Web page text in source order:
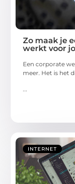
Zo maak je
werkt voor
Een corporate
meer. Het is het
INTERNET